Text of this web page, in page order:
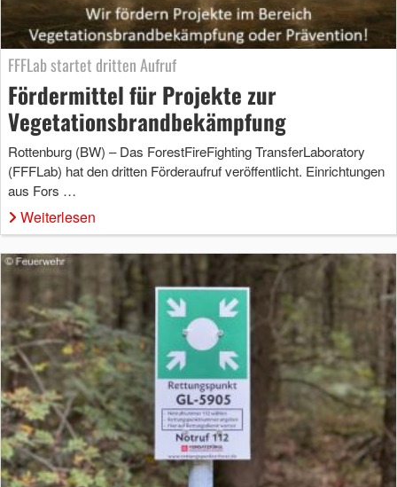
FFFLab startet dritten Aufruf
Fördermittel für Projekte zur
Vegetationsbrandbekämpfung
Rottenburg (BW) – Das ForestFireFighting TransferLaboratory
(FFFLab) hat den dritten Förderaufruf veröffentlicht. Einrichtungen
aus Fors …
Weiterlesen